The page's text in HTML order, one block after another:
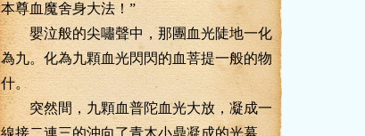
本尊血魔舍身大法！”
嬰泣般的尖嘯聲中，那團血光陡地一化
為九。化為九顆血光閃閃的血菩提一般的物
什。
突然間，九顆血普陀血光大放，凝成一
線接二連三的沖向了青木小鼎凝成的光幕。